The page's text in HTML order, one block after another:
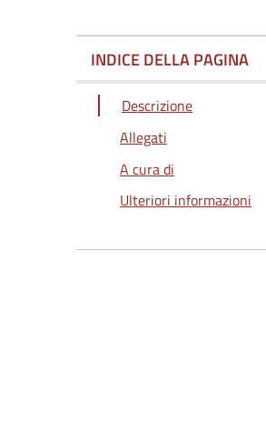
INDICE DELLA PAGINA
Descrizione
Allegati
A cura di
Ulteriori informazioni